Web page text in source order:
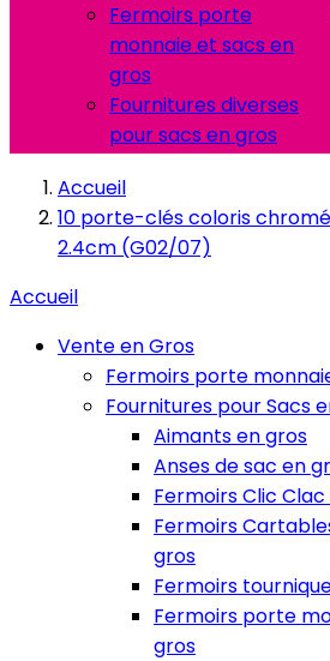
Fermoirs porte
monnaie et sacs en
gros
Fournitures diverses
pour sacs en gros
Accueil
10 porte-clés coloris
2.4cm (G02/07)
Accueil
Vente en Gros
Fermoirs porte
Fournitures pour Sacs
Aimants en gros
Anses de sac en
Fermoirs Clic
Fermoirs
gros
Fermoirs
Fermoirs porte
gros